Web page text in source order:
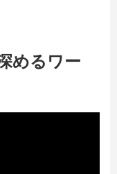
めるワー